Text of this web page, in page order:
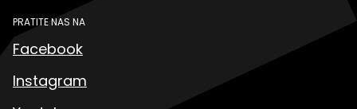
PRATITE NAS NA
Facebook
Instagram